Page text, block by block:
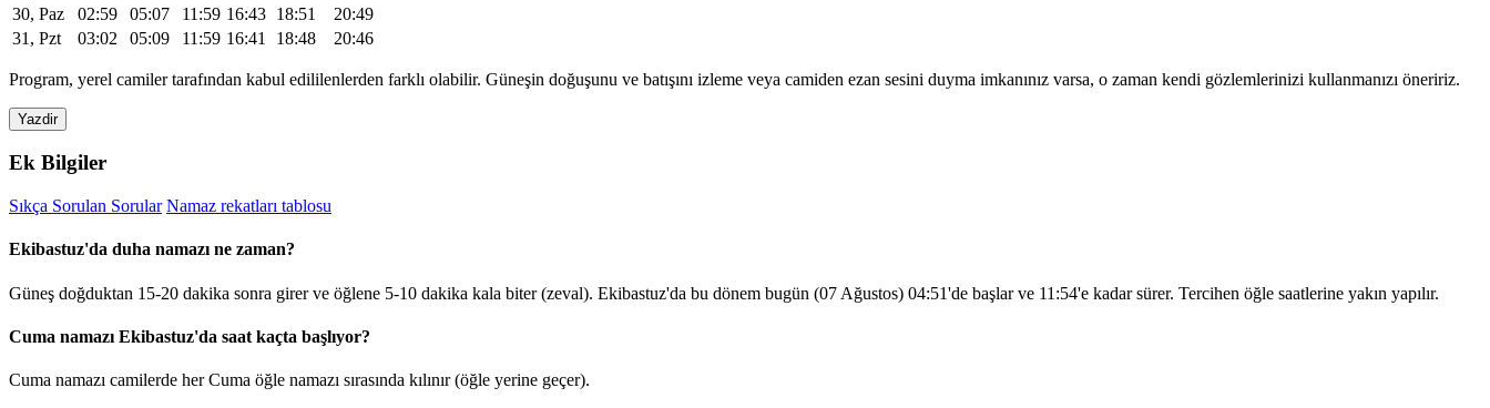
30, Paz
02:59 05:07 11:59 16:43 18:51
20:49
31, Pzt
03:02 05:09 11:59 16:41 18:48 20:46
Program, yerel camiler tarafından kabul edililenlerden farklı olabilir. Güneşin doğuşunu ve batışını izleme veya camiden ezan sesini duyma imkanınız varsa, o zaman kendi gözlemlerinizi kullanmanızı öneririz.
Yazdir
Ek Bilgiler
Sıkça Sorulan Sorular Namaz rekatları tablosu
Ekibastuz'da duha namazı ne zaman?
Güneş doğduktan 15-20 dakika sonra girer ve öğlene 5-10 dakika kala biter (zeval). Ekibastuz'da bu dönem bugün (07 Ağustos) 04:51'de başlar ve 11:54'e kadar sürer. Tercihen öğle saatlerine yakın yapılır.
Cuma namazı Ekibastuz'da saat kaçta başlıyor?
Cuma namazı camilerde her Cuma öğle namazı sırasında kılınır (öğle yerine geçer).